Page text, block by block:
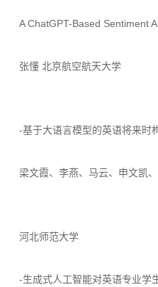
A ChatGPT-Based Sentiment
张懂 北京航空航天大学
-基于大语言模型的英语将来时
梁文霞、李燕、马云、申文凯
河北师范大学
-生成式人工智能对英语专业学